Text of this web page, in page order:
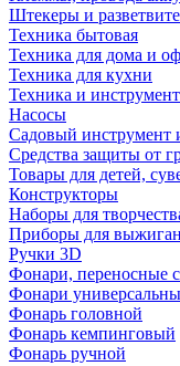
Штекеры и
Техника бытовая
Техника для дома и
Техника для кухни
Техника и
Насосы
Садовый инструмент
Средства защиты от
Товары для детей,
Конструкторы
Наборы для
Приборы для
Ручки 3D
Фонари, переносные
Фонари
Фонарь головной
Фонарь кемпинговый
Фонарь ручной